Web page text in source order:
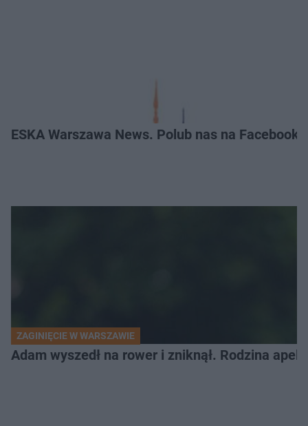
ESKA Warszawa News. Polub nas na
ZAGINIĘCIE W WARSZAWIE
Adam wyszedł na rower i zniknął. Rodzina